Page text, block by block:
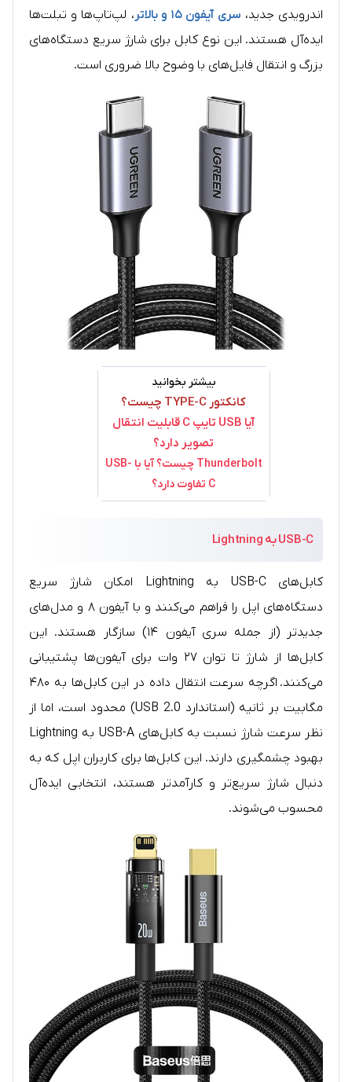
اندرویدی جدید، سری آیفون ۱۵ و بالاتر
، لپ‌تاپ‌ها و تبلت‌ها
ایده‌آل هستند. این نوع کابل برای شارژ سریع دستگاه‌های
بزرگ و انتقال فایل‌های با وضوح بالا ضروری است.
بیشتر بخوانید
کانکتور TYPE-C چیست؟
آیا USB تایپ C قابلیت انتقال
تصویر دارد؟
Thunderbolt چیست؟ آیا با USB-
C تفاوت دارد؟
USB-C به Lightning
کابل‌های USB-C به Lightning امکان شارژ سریع
دستگاه‌های اپل را فراهم می‌کنند و با آیفون ۸ و مدل‌های
جدیدتر (از جمله سری آیفون ۱۴) سازگار هستند. این
کابل‌ها از شارژ تا توان ۲۷ وات برای آیفون‌ها پشتیبانی
می‌کنند. اگرچه سرعت انتقال داده در این کابل‌ها به ۴۸۰
مگابیت بر ثانیه (استاندارد USB 2.0) محدود است، اما از
نظر سرعت شارژ نسبت به کابل‌های USB-A به Lightning
بهبود چشمگیری دارند. این کابل‌ها برای کاربران اپل که به
دنبال شارژ سریع‌تر و کارآمدتر هستند، انتخابی ایده‌آل
محسوب می‌شوند.